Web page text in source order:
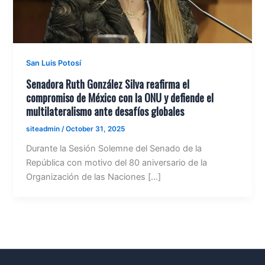
San Luis Potosí
Senadora Ruth González Silva reafirma el
compromiso de México con la ONU y defiende el
multilateralismo ante desafíos globales
siteadmin/October 31, 2025
Durante la Sesión Solemne del Senado de la
República con motivo del 80 aniversario de la
Organización de las Naciones […]